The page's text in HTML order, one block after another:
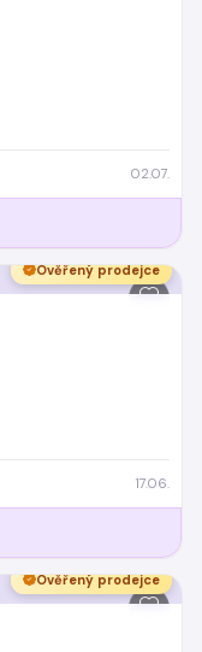
02.07.
Ověřený prodejce
17.06.
Ověřený prodejce